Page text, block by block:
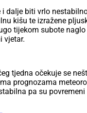
i dalje biti vrlo
kišu te izražene
tijekom subote naglo
vjetar.
tjedna očekuje se
prognozama
pa su